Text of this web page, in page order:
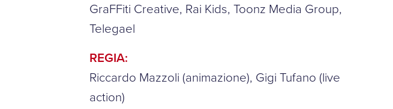
GraFFiti Creative, Rai Kids, Toonz Media Group,
Telegael
REGIA:
Riccardo Mazzoli (animazione), Gigi Tufano (live
action)